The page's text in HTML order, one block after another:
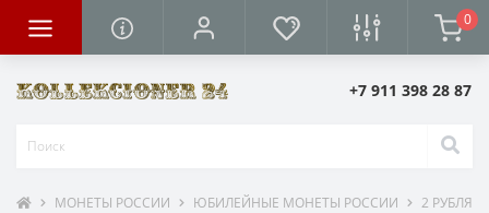
0
+7 911 398 28 87
МОНЕТЫ РОССИИ ЮБИЛЕЙНЫЕ МОНЕТЫ РОССИИ 2 РУБЛЯ